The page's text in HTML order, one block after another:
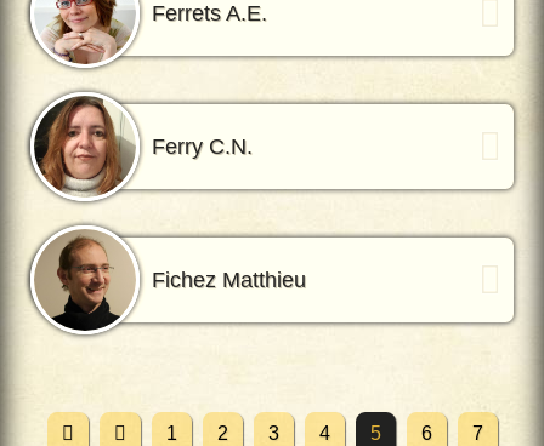
Ferrets A.E.
Ferry C.N.
Fichez Matthieu
1 2 3 4 5 6 7